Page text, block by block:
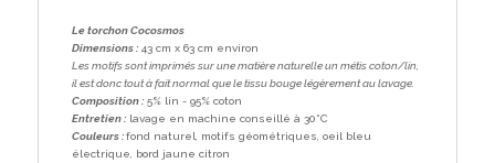
Le torchon Cocosmos
Dimensions :43 cm x 63 cm environ
Les motifs sont imprimés sur une matière naturelle un métis coton/lin,
il est donc tout à fait normal que le tissu bouge légèrement au lavage.
Composition :5% lin - 95% coton
Entretien :lavage en machine conseillé à 30°C
Couleurs :fond naturel, motifs géométriques, oeil bleu
électrique, bord jaune citron